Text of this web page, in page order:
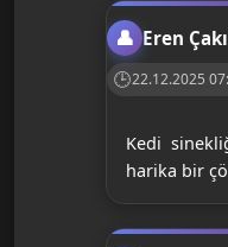
Eren
22.12.2025
Kedi
harika bir